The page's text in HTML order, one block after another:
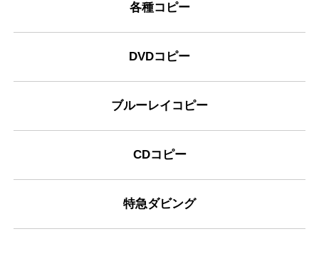
各種コピー
DVDコピー
ブルーレイコピー
CDコピー
特急ダビング